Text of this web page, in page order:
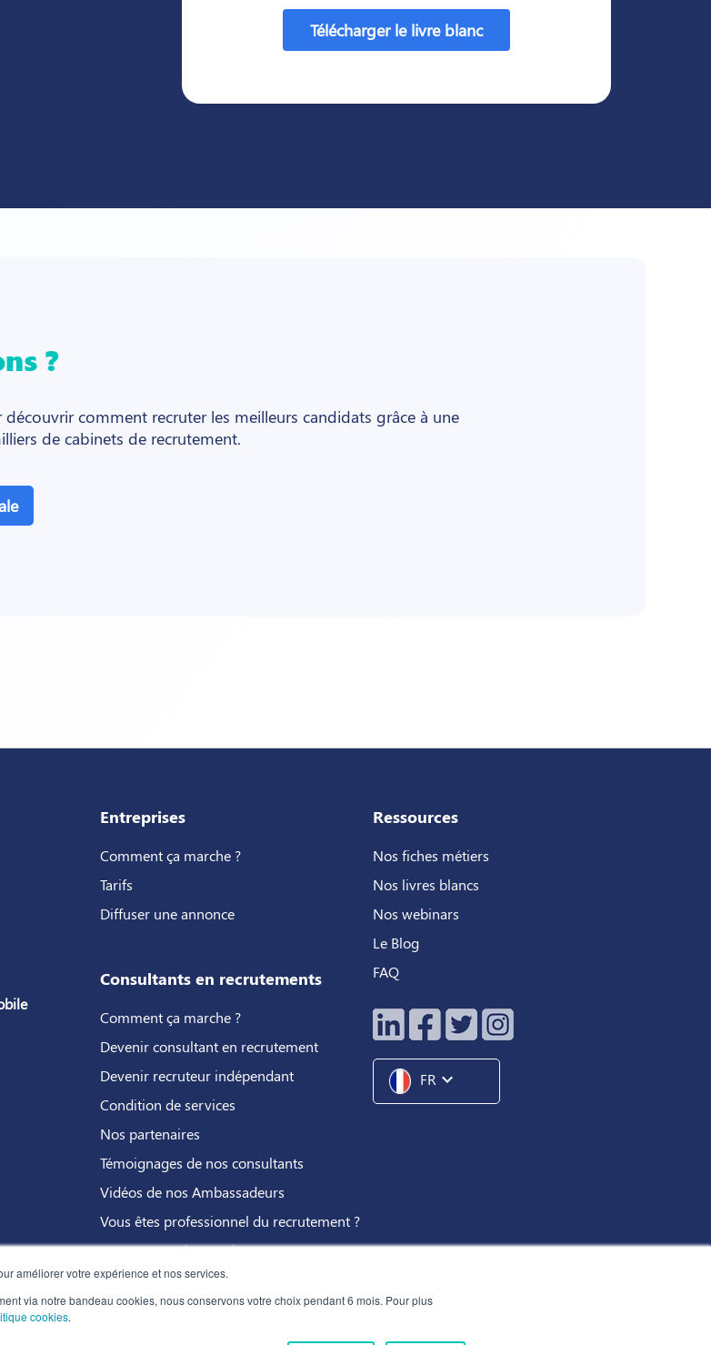
améliorer votre expérience et nos services.
via notre bandeau cookies, nous conservons votre choix pendant 6 mois. Pour plus
cookies.
?
comment recruter les meilleurs candidats grâce à une
de cabinets de recrutement.
Entreprises
Comment ça marche ?
Tarifs
Diffuser une annonce
Consultants en recrutements
Comment ça marche ?
Devenir consultant en recrutement
Devenir recruteur indépendant
Condition de services
Nos partenaires
Témoignages de nos consultants
Vidéos de nos Ambassadeurs
Vous êtes professionnel du recrutement ?
Programme de parrainage
Ressources
Nos fiches métiers
Nos livres blancs
Nos webinars
Le Blog
FAQ
FR expand_more